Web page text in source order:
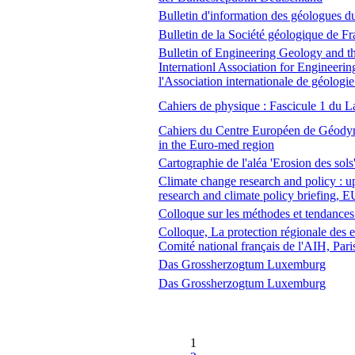
Bulletin d'information des géologues
Bulletin de la Société géologique de
Bulletin of Engineering Geology and
Internationl Association for
l'Association internationale de
Cahiers de physique : Fascicule 1 du
Cahiers du Centre Européen de
in the Euro-med region
Cartographie de l'aléa 'Erosion des
Climate change research and policy :
research and climate policy briefing,
Colloque sur les méthodes et
Colloque, La protection régionale des
Comité national français de l'AIH,
Das Grossherzogtum Luxemburg
Das Grossherzogtum Luxemburg
1